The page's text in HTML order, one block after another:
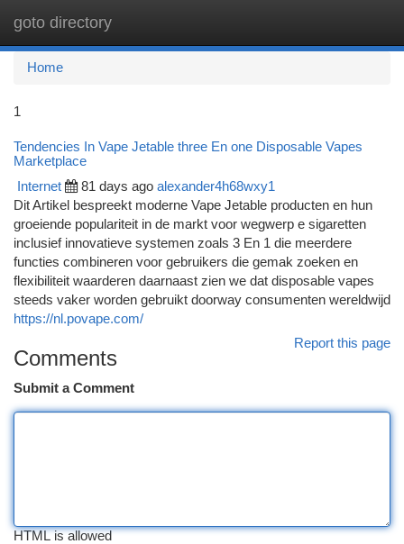
goto directory
Home
1
Tendencies In Vape Jetable three En one Disposable Vapes
Marketplace
Internet 81 days ago alexander4h68wxy1
Dit Artikel bespreekt moderne Vape Jetable producten en hun
groeiende populariteit in de markt voor wegwerp e sigaretten
inclusief innovatieve systemen zoals 3 En 1 die meerdere
functies combineren voor gebruikers die gemak zoeken en
flexibiliteit waarderen daarnaast zien we dat disposable vapes
steeds vaker worden gebruikt doorway consumenten wereldwijd
https://nl.povape.com/
Report this page
Comments
Submit a Comment
HTML is allowed